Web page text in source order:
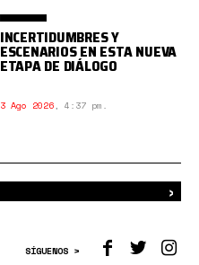
INCERTIDUMBRES Y
ESCENARIOS EN ESTA NUEVA
ETAPA DE DIÁLOGO
3 Ago 2026, 4:37 pm.
›
SÍGUENOS >